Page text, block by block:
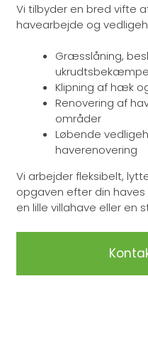
Vi tilbyder en bred vifte
havearbejde og
Græsslåning,
Klipning af hæk
Renovering af
områder
Løbende
haverenovering
Vi arbejder fleksibelt,
opgaven efter din
en lille villahave eller en